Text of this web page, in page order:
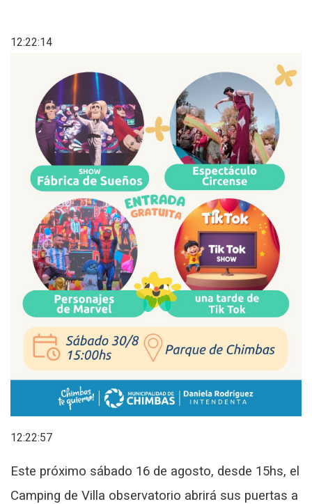
12:22:14
12:22:57
Este próximo sábado 16 de agosto, desde 15hs, el
Camping de Villa observatorio abrirá sus puertas a